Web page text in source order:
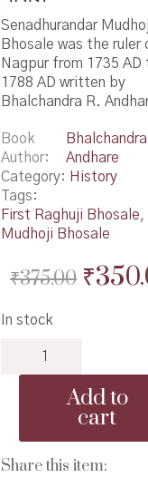
Senadhurandar
Bhosale was the ruler
Nagpur from 1735 AD
1788 AD written by
Bhalchandra R.
Book
Author
Andhare
Category: History
Tags:
First Raghuji Bhosale,
Mudhoji Bhosale
₹375.00 ₹
In stock
Mudhoji
मुधोजी
भोसले
Add to
cart
Share this item: